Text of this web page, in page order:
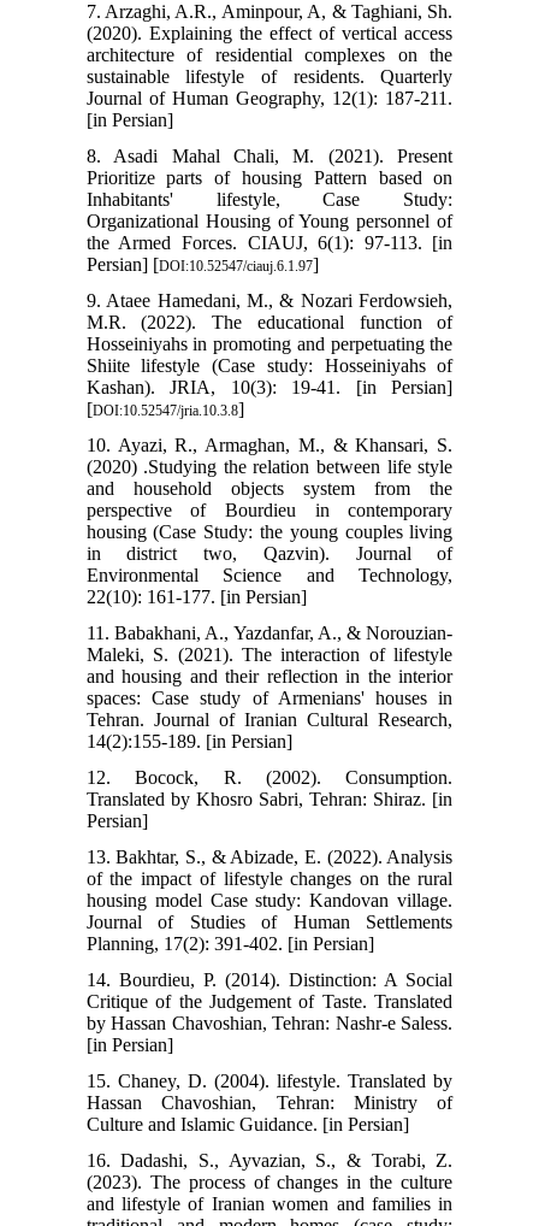
7. Arzaghi, A.R., Aminpour, A, & Taghiani, Sh.
(2020). Explaining the effect of vertical access
architecture of residential complexes on the
sustainable lifestyle of residents. Quarterly
Journal of Human Geography, 12(1): 187-211.
[in Persian]
8. Asadi Mahal Chali, M. (2021). Present
Prioritize parts of housing Pattern based on
Inhabitants' lifestyle, Case Study:
Organizational Housing of Young personnel of
the Armed Forces. CIAUJ, 6(1): 97-113. [in
Persian] [DOI:10.52547/ciauj.6.1.97]
9. Ataee Hamedani, M., & Nozari Ferdowsieh,
M.R. (2022). The educational function of
Hosseiniyahs in promoting and perpetuating the
Shiite lifestyle (Case study: Hosseiniyahs of
Kashan). JRIA, 10(3): 19-41. [in Persian]
[DOI:10.52547/jria.10.3.8]
10. Ayazi, R., Armaghan, M., & Khansari, S.
(2020) .Studying the relation between life style
and household objects system from the
perspective of Bourdieu in contemporary
housing (Case Study: the young couples living
in district two, Qazvin). Journal of
Environmental Science and Technology,
22(10): 161-177. [in Persian]
11. Babakhani, A., Yazdanfar, A., & Norouzian-
Maleki, S. (2021). The interaction of lifestyle
and housing and their reflection in the interior
spaces: Case study of Armenians' houses in
Tehran. Journal of Iranian Cultural Research,
14(2):155-189. [in Persian]
12. Bocock, R. (2002). Consumption.
Translated by Khosro Sabri, Tehran: Shiraz. [in
Persian]
13. Bakhtar, S., & Abizade, E. (2022). Analysis
of the impact of lifestyle changes on the rural
housing model Case study: Kandovan village.
Journal of Studies of Human Settlements
Planning, 17(2): 391-402. [in Persian]
14. Bourdieu, P. (2014). Distinction: A Social
Critique of the Judgement of Taste. Translated
by Hassan Chavoshian, Tehran: Nashr-e Saless.
[in Persian]
15. Chaney, D. (2004). lifestyle. Translated by
Hassan Chavoshian, Tehran: Ministry of
Culture and Islamic Guidance. [in Persian]
16. Dadashi, S., Ayvazian, S., & Torabi, Z.
(2023). The process of changes in the culture
and lifestyle of Iranian women and families in